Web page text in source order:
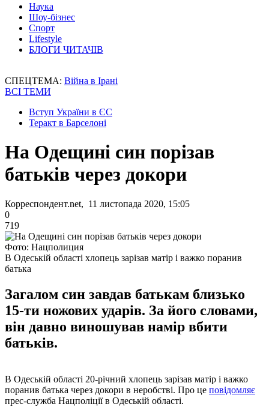
Наука
Шоу-бізнес
Спорт
Lifestyle
БЛОГИ ЧИТАЧІВ
СПЕЦТЕМА: Війна в Ірані
ВСІ ТЕМИ
Вступ України в ЄС
Теракт в Барселоні
На Одещині син порізав
батьків через докори
Корреспондент.net, 11 листопада 2020, 15:05
0
719
Фото: Нацполиция
В Одеській області хлопець зарізав матір і важко поранив
батька
Загалом син завдав батькам близько
15-ти ножових ударів. За його словами,
він давно виношував намір вбити
батьків.
В Одеській області 20-річний хлопець зарізав матір і важко
поранив батька через докори в неробстві. Про це повідомляє
прес-служба Нацполіції в Одеській області.